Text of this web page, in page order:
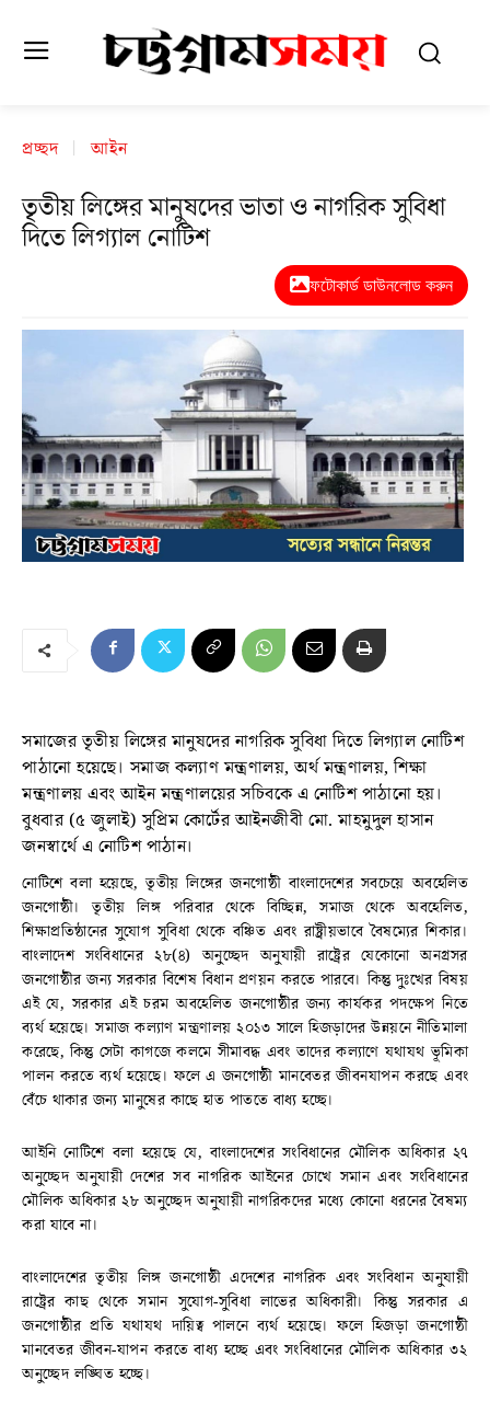
প্রচ্ছদ আইন
তৃতীয় লিঙ্গের মানুষদের ভাতা ও নাগরিক সুবিধা
দিতে লিগ্যাল নোটিশ
ফটোকার্ড ডাউনলোড করুন
সমাজের তৃতীয় লিঙ্গের মানুষদের নাগরিক সুবিধা দিতে লিগ্যাল নোটিশ
পাঠানো হয়েছে। সমাজ কল্যাণ মন্ত্রণালয়, অর্থ মন্ত্রণালয়, শিক্ষা
মন্ত্রণালয় এবং আইন মন্ত্রণালয়ের সচিবকে এ নোটিশ পাঠানো হয়।
বুধবার (৫ জুলাই) সুপ্রিম কোর্টের আইনজীবী মো. মাহমুদুল হাসান
জনস্বার্থে এ নোটিশ পাঠান।
নোটিশে বলা হয়েছে, তৃতীয় লিঙ্গের জনগোষ্ঠী বাংলাদেশের সবচেয়ে অবহেলিত
জনগোষ্ঠী। তৃতীয় লিঙ্গ পরিবার থেকে বিচ্ছিন্ন, সমাজ থেকে অবহেলিত,
শিক্ষাপ্রতিষ্ঠানের সুযোগ সুবিধা থেকে বঞ্চিত এবং রাষ্ট্রীয়ভাবে বৈষম্যের শিকার।
বাংলাদেশ সংবিধানের ২৮(৪) অনুচ্ছেদ অনুযায়ী রাষ্ট্রের যেকোনো অনগ্রসর
জনগোষ্ঠীর জন্য সরকার বিশেষ বিধান প্রণয়ন করতে পারবে। কিন্তু দুঃখের বিষয়
এই যে, সরকার এই চরম অবহেলিত জনগোষ্ঠীর জন্য কার্যকর পদক্ষেপ নিতে
ব্যর্থ হয়েছে। সমাজ কল্যাণ মন্ত্রণালয় ২০১৩ সালে হিজড়াদের উন্নয়নে নীতিমালা
করেছে, কিন্তু সেটা কাগজে কলমে সীমাবদ্ধ এবং তাদের কল্যাণে যথাযথ ভূমিকা
পালন করতে ব্যর্থ হয়েছে। ফলে এ জনগোষ্ঠী মানবেতর জীবনযাপন করছে এবং
বেঁচে থাকার জন্য মানুষের কাছে হাত পাততে বাধ্য হচ্ছে।
আইনি নোটিশে বলা হয়েছে যে, বাংলাদেশের সংবিধানের মৌলিক অধিকার ২৭
অনুচ্ছেদ অনুযায়ী দেশের সব নাগরিক আইনের চোখে সমান এবং সংবিধানের
মৌলিক অধিকার ২৮ অনুচ্ছেদ অনুযায়ী নাগরিকদের মধ্যে কোনো ধরনের বৈষম্য
করা যাবে না।
বাংলাদেশের তৃতীয় লিঙ্গ জনগোষ্ঠী এদেশের নাগরিক এবং সংবিধান অনুযায়ী
রাষ্ট্রের কাছ থেকে সমান সুযোগ-সুবিধা লাভের অধিকারী। কিন্তু সরকার এ
জনগোষ্ঠীর প্রতি যথাযথ দায়িত্ব পালনে ব্যর্থ হয়েছে। ফলে হিজড়া জনগোষ্ঠী
মানবেতর জীবন-যাপন করতে বাধ্য হচ্ছে এবং সংবিধানের মৌলিক অধিকার ৩২
অনুচ্ছেদ লঙ্ঘিত হচ্ছে।